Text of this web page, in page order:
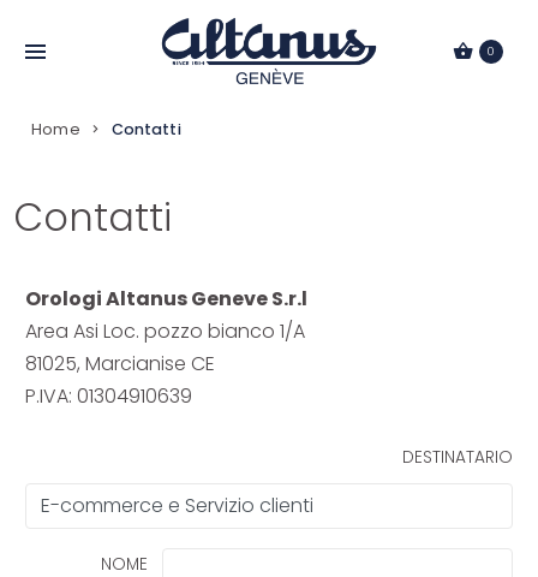
0
Home Contatti
Contatti
Orologi Altanus Geneve S.r.l
Area Asi Loc. pozzo bianco 1/A
81025, Marcianise CE
P.IVA: 01304910639
DESTINATARIO
NOME